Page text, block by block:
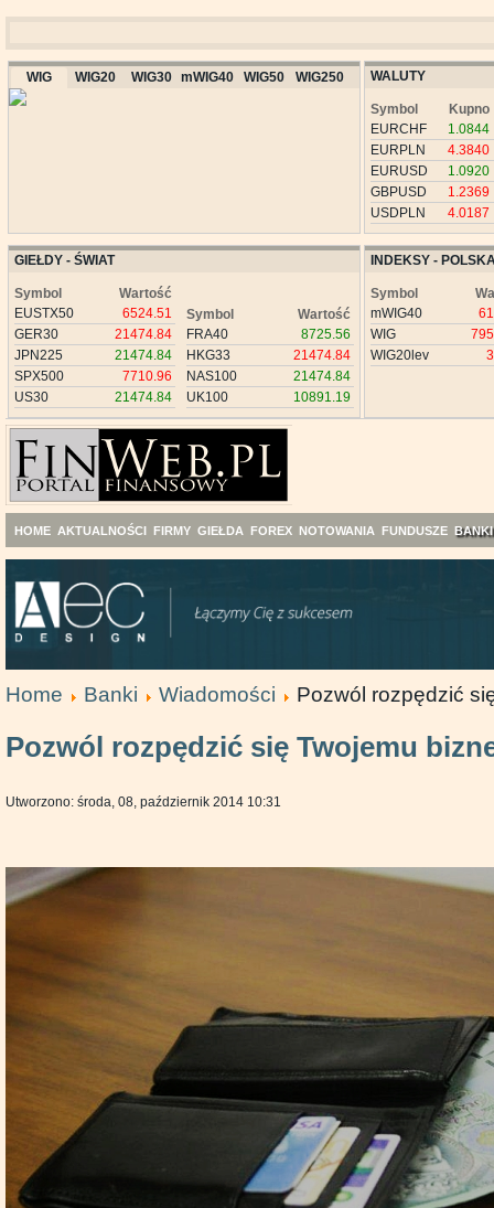
WIG WIG20 WIG30 mWIG40 WIG50 WIG250 WALUTY
Symbol
Kupno
EURCHF
1.0844
EURPLN
4.3840
EURUSD
1.0920
GBPUSD
1.2369
USDPLN
4.0187
GIEŁDY - ŚWIAT
Symbol
Wartość
EUSTX50
6524.51
GER30
21474.84
JPN225
21474.84
SPX500
7710.96
US30
21474.84
Symbol
Wartość
FRA40
8725.56
HKG33
21474.84
NAS100
21474.84
UK100
10891.19
INDEKSY -
Symbol
mWIG40
WIG
WIG20lev
HOME AKTUALNOŚCI FIRMY GIEŁDA FOREX NOTOWANIA FUNDUSZE BANKI
Home Banki Wiadomości Pozwól rozpędzić
Pozwól rozpędzić się Twojemu
Utworzono: środa, 08, październik 2014 10:31